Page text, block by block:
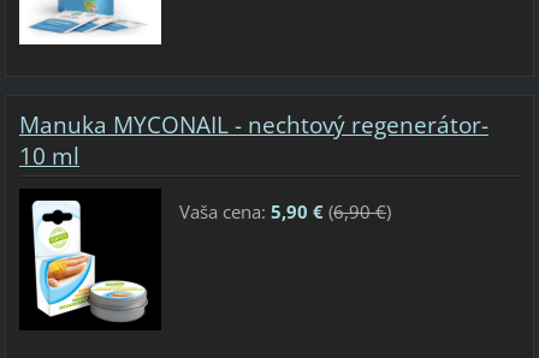
Manuka MYCONAIL - nechtový regenerátor-
10 ml
Vaša cena: 5,90 €(6,90 €)